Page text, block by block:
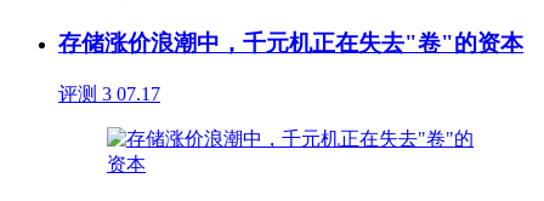
存储涨价浪潮中，千元机正在失去"卷"的资本
评测 3 07.17